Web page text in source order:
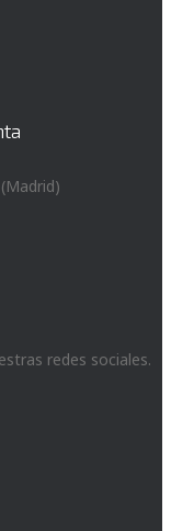
redes sociales.